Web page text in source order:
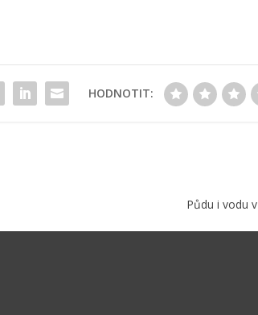
HODNOTIT:
Půdu i vodu